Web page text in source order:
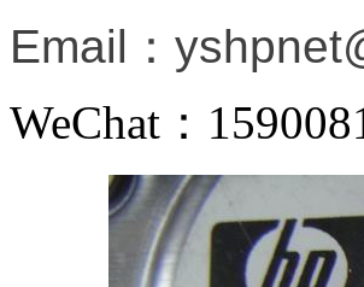
Email：
WeChat：